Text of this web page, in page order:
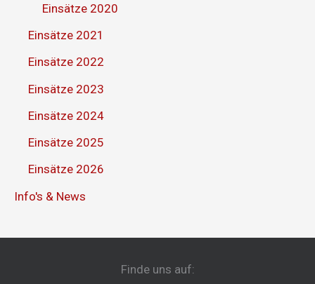
Einsätze 2020
Einsätze 2021
Einsätze 2022
Einsätze 2023
Einsätze 2024
Einsätze 2025
Einsätze 2026
Info's & News
Finde uns auf: